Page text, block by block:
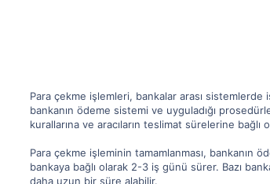
Para çekme işlemleri, bankalar arası sistemlerde
bankanın ödeme sistemi ve uyguladığı
kurallarına ve aracıların teslimat sürelerine bağlı
Para çekme işleminin tamamlanması, bankanın
bankaya bağlı olarak 2-3 iş günü sürer. Bazı
daha uzun bir süre alabilir.